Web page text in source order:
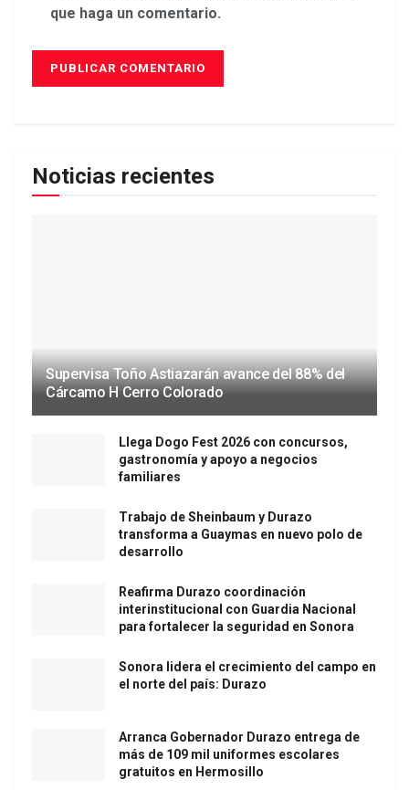
que haga un comentario.
Noticias recientes
Supervisa Toño Astiazarán avance del 88% del
Cárcamo H Cerro Colorado
Llega Dogo Fest 2026 con concursos,
gastronomía y apoyo a negocios
familiares
Trabajo de Sheinbaum y Durazo
transforma a Guaymas en nuevo polo de
desarrollo
Reafirma Durazo coordinación
interinstitucional con Guardia Nacional
para fortalecer la seguridad en Sonora
Sonora lidera el crecimiento del campo en
el norte del país: Durazo
Arranca Gobernador Durazo entrega de
más de 109 mil uniformes escolares
gratuitos en Hermosillo